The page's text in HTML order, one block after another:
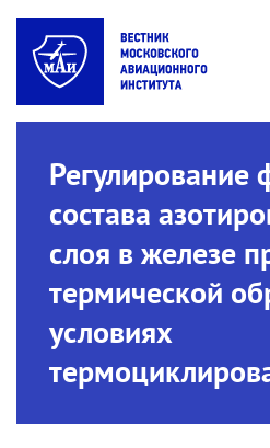
Регулирование
состава
слоя в железе
термической
условиях